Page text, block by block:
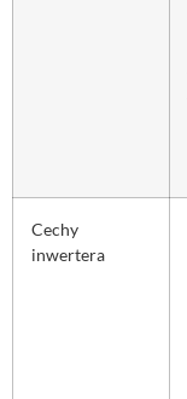
Cechy
inwertera